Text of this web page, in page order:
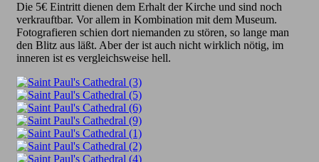
Die 5€ Eintritt dienen dem Erhalt der Kirche und sind noch
verkrauftbar. Vor allem in Kombination mit dem Museum.
Fotografieren schien dort niemanden zu stören, so lange man
den Blitz aus läßt. Aber der ist auch nicht wirklich nötig, im
inneren ist es vergleichsweise hell.